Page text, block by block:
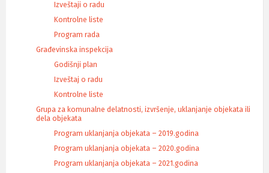
Izveštaji o radu
Kontrolne liste
Program rada
Građevinska inspekcija
Godišnji plan
Izveštaj o radu
Kontrolne liste
Grupa za komunalne delatnosti, izvršenje, uklanjanje objekata ili
dela objekata
Program uklanjanja objekata – 2019.godina
Program uklanjanja objekata – 2020.godina
Program uklanjanja objekata – 2021.godina